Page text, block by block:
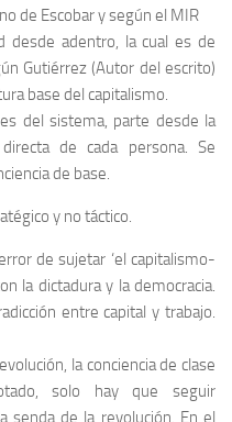
de Escobar y según el MIR
desde adentro, la cual es de
Gutiérrez (Autor del escrito)
base del capitalismo.
del sistema, parte desde la
de cada persona. Se
de base.
y no táctico.
de sujetar ‘el capitalismo-
la dictadura y la democracia.
entre capital y trabajo.
la conciencia de clase
solo hay que seguir
senda de la revolución. En el